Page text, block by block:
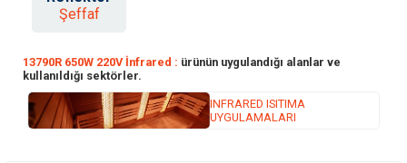
Şeffaf
13790R 650W 220V İnfrared : ürünün uygulandığı alanlar ve
kullanıldığı sektörler.
INFRARED ISITIMA
UYGULAMALARI